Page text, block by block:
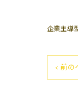
企業主導
< 前の